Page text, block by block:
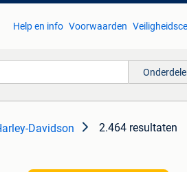
Help en info Voorwaarden
Davidson 2.464 resultaten